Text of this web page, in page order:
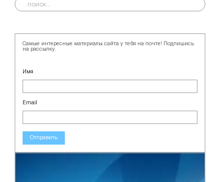
Самые интересные материалы сайта у тебя на почте! Подпишись
на рассылку.
Имя
Email
Отправить